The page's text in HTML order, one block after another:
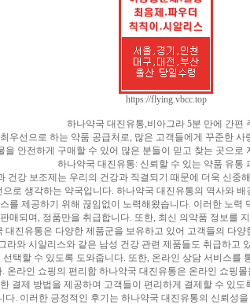
https://flying.vbcc.top
하나약국 대진유통,비아그라 5분 만에 간편
선으로 하는 약품 공급처로, 많은 고객들에게 꾸준한
안전하게 구매할 수 있어 많은 분들이 믿고 찾는 곳으
하나약국 대진유통: 신뢰할 수 있는 약품 유통
강 보조제는 우리의 건강과 직결되기 때문에 더욱 신
로 생각하는 약국입니다. 하나약국 대진유통의 역사와
제공하기 위해 끊임없이 노력해왔습니다. 이러한 노
되며, 정품만을 취급합니다. 또한, 최신 의약품 정보
진유통은 다양한 제품군을 보유하고 있어 고객들의 다
와 시알리스와 같은 남성 건강 관련 제품들도 취급하
택할 수 있도록 도와줍니다. 또한, 온라인 상담 서비스
라인 쇼핑의 편리함 하나약국 대진유통은 온라인 쇼핑
결제 방법을 제공하여 고객들이 편리하게 결제할 수 있
. 이러한 긍정적인 후기는 하나약국 대진유통의 신뢰